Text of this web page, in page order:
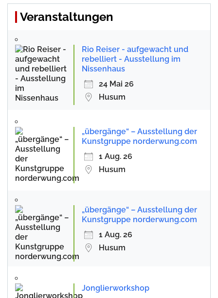
Veranstaltungen
Rio Reiser - aufgewacht und
rebelliert - Ausstellung im
Nissenhaus
24 Mai 26
Husum
„übergänge“ – Ausstellung der
Kunstgruppe norderwung.com
1 Aug. 26
Husum
„übergänge“ – Ausstellung der
Kunstgruppe norderwung.com
1 Aug. 26
Husum
Jonglierworkshop